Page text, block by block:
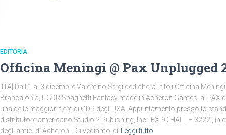
EDITORIA
Officina Meningi @ Pax Unplugged
[ITA] Dall’1 al 3 dicembre Valentino Sergi dedicherà i titoli Officina Meningi
Brancalonia, Il GDR Spaghetti Fantasy made in Acheron Games, al PAX
una delle maggiori fiere di GDR degli USA! Appuntamento presso lo
distributore americano Studio 2 Publishing, Inc. [EXPO HALL – 3222], in
degli amici di Acheron… Ci vediamo, di
Leggi tutto